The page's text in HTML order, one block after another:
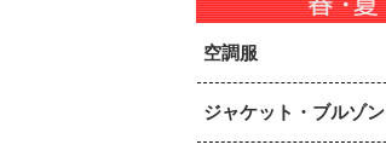
空調服
ジャケット・ブルゾン